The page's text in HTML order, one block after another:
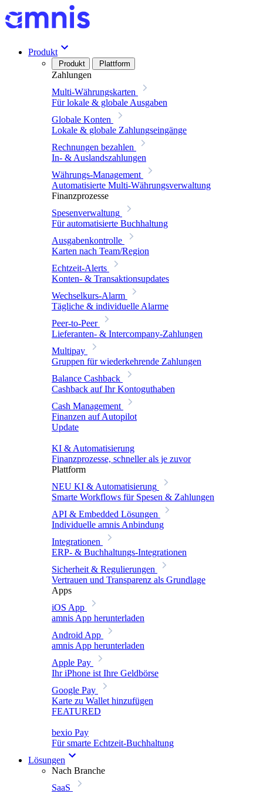
Produkt
Produkt Plattform
Zahlungen
Multi-Währungskarten
Für lokale & globale Ausgaben
Globale Konten
Lokale & globale Zahlungseingänge
Rechnungen bezahlen
In- & Auslandszahlungen
Währungs-Management
Automatisierte Multi-Währungsverwaltung
Finanzprozesse
Spesenverwaltung
Für automatisierte Buchhaltung
Ausgabenkontrolle
Karten nach Team/Region
Echtzeit-Alerts
Konten- & Transaktionsupdates
Wechselkurs-Alarm
Tägliche & individuelle Alarme
Peer-to-Peer
Lieferanten- & Intercompany-Zahlungen
Multipay
Gruppen für wiederkehrende Zahlungen
Balance Cashback
Cashback auf Ihr Kontoguthaben
Cash Management
Finanzen auf Autopilot
Update
KI & Automatisierung
Finanzprozesse, schneller als je zuvor
Plattform
NEU KI & Automatisierung
Smarte Workflows für Spesen & Zahlungen
API & Embedded Lösungen
Individuelle amnis Anbindung
Integrationen
ERP- & Buchhaltungs-Integrationen
Sicherheit & Regulierungen
Vertrauen und Transparenz als Grundlage
Apps
iOS App
amnis App herunterladen
Android App
amnis App herunterladen
Apple Pay
Ihr iPhone ist Ihre Geldbörse
Google Pay
Karte zu Wallet hinzufügen
FEATURED
bexio Pay
Für smarte Echtzeit-Buchhaltung
Lösungen
Nach Branche
SaaS